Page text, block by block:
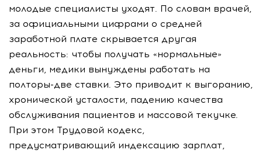
молодые специалисты уходят. По словам врачей,
за официальными цифрами о средней
заработной плате скрывается другая
реальность: чтобы получать «нормальные»
деньги, медики вынуждены работать на
полторы-две ставки. Это приводит к выгоранию,
хронической усталости, падению качества
обслуживания пациентов и массовой текучке.
При этом Трудовой кодекс,
предусматривающий индексацию зарплат,